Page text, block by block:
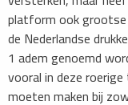
platform ook grootse
de Nederlandse
1 adem genoemd
vooral in deze
moeten maken bij